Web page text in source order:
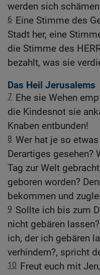
werden sich
6 Eine Stimme des
Stadt her, eine
die Stimme des
bezahlt, was sie
Das Heil Jerusalems
7 Ehe sie Wehen
die Kindesnot sie
Knaben entbunden!
8 Wer hat je so
Derartiges gesehen?
Tag zur Welt
geboren worden?
bekommen und
9 Sollte ich bis zum
nicht gebären
ich, der ich gebären
verhindern?, spricht
10 Freut euch mit